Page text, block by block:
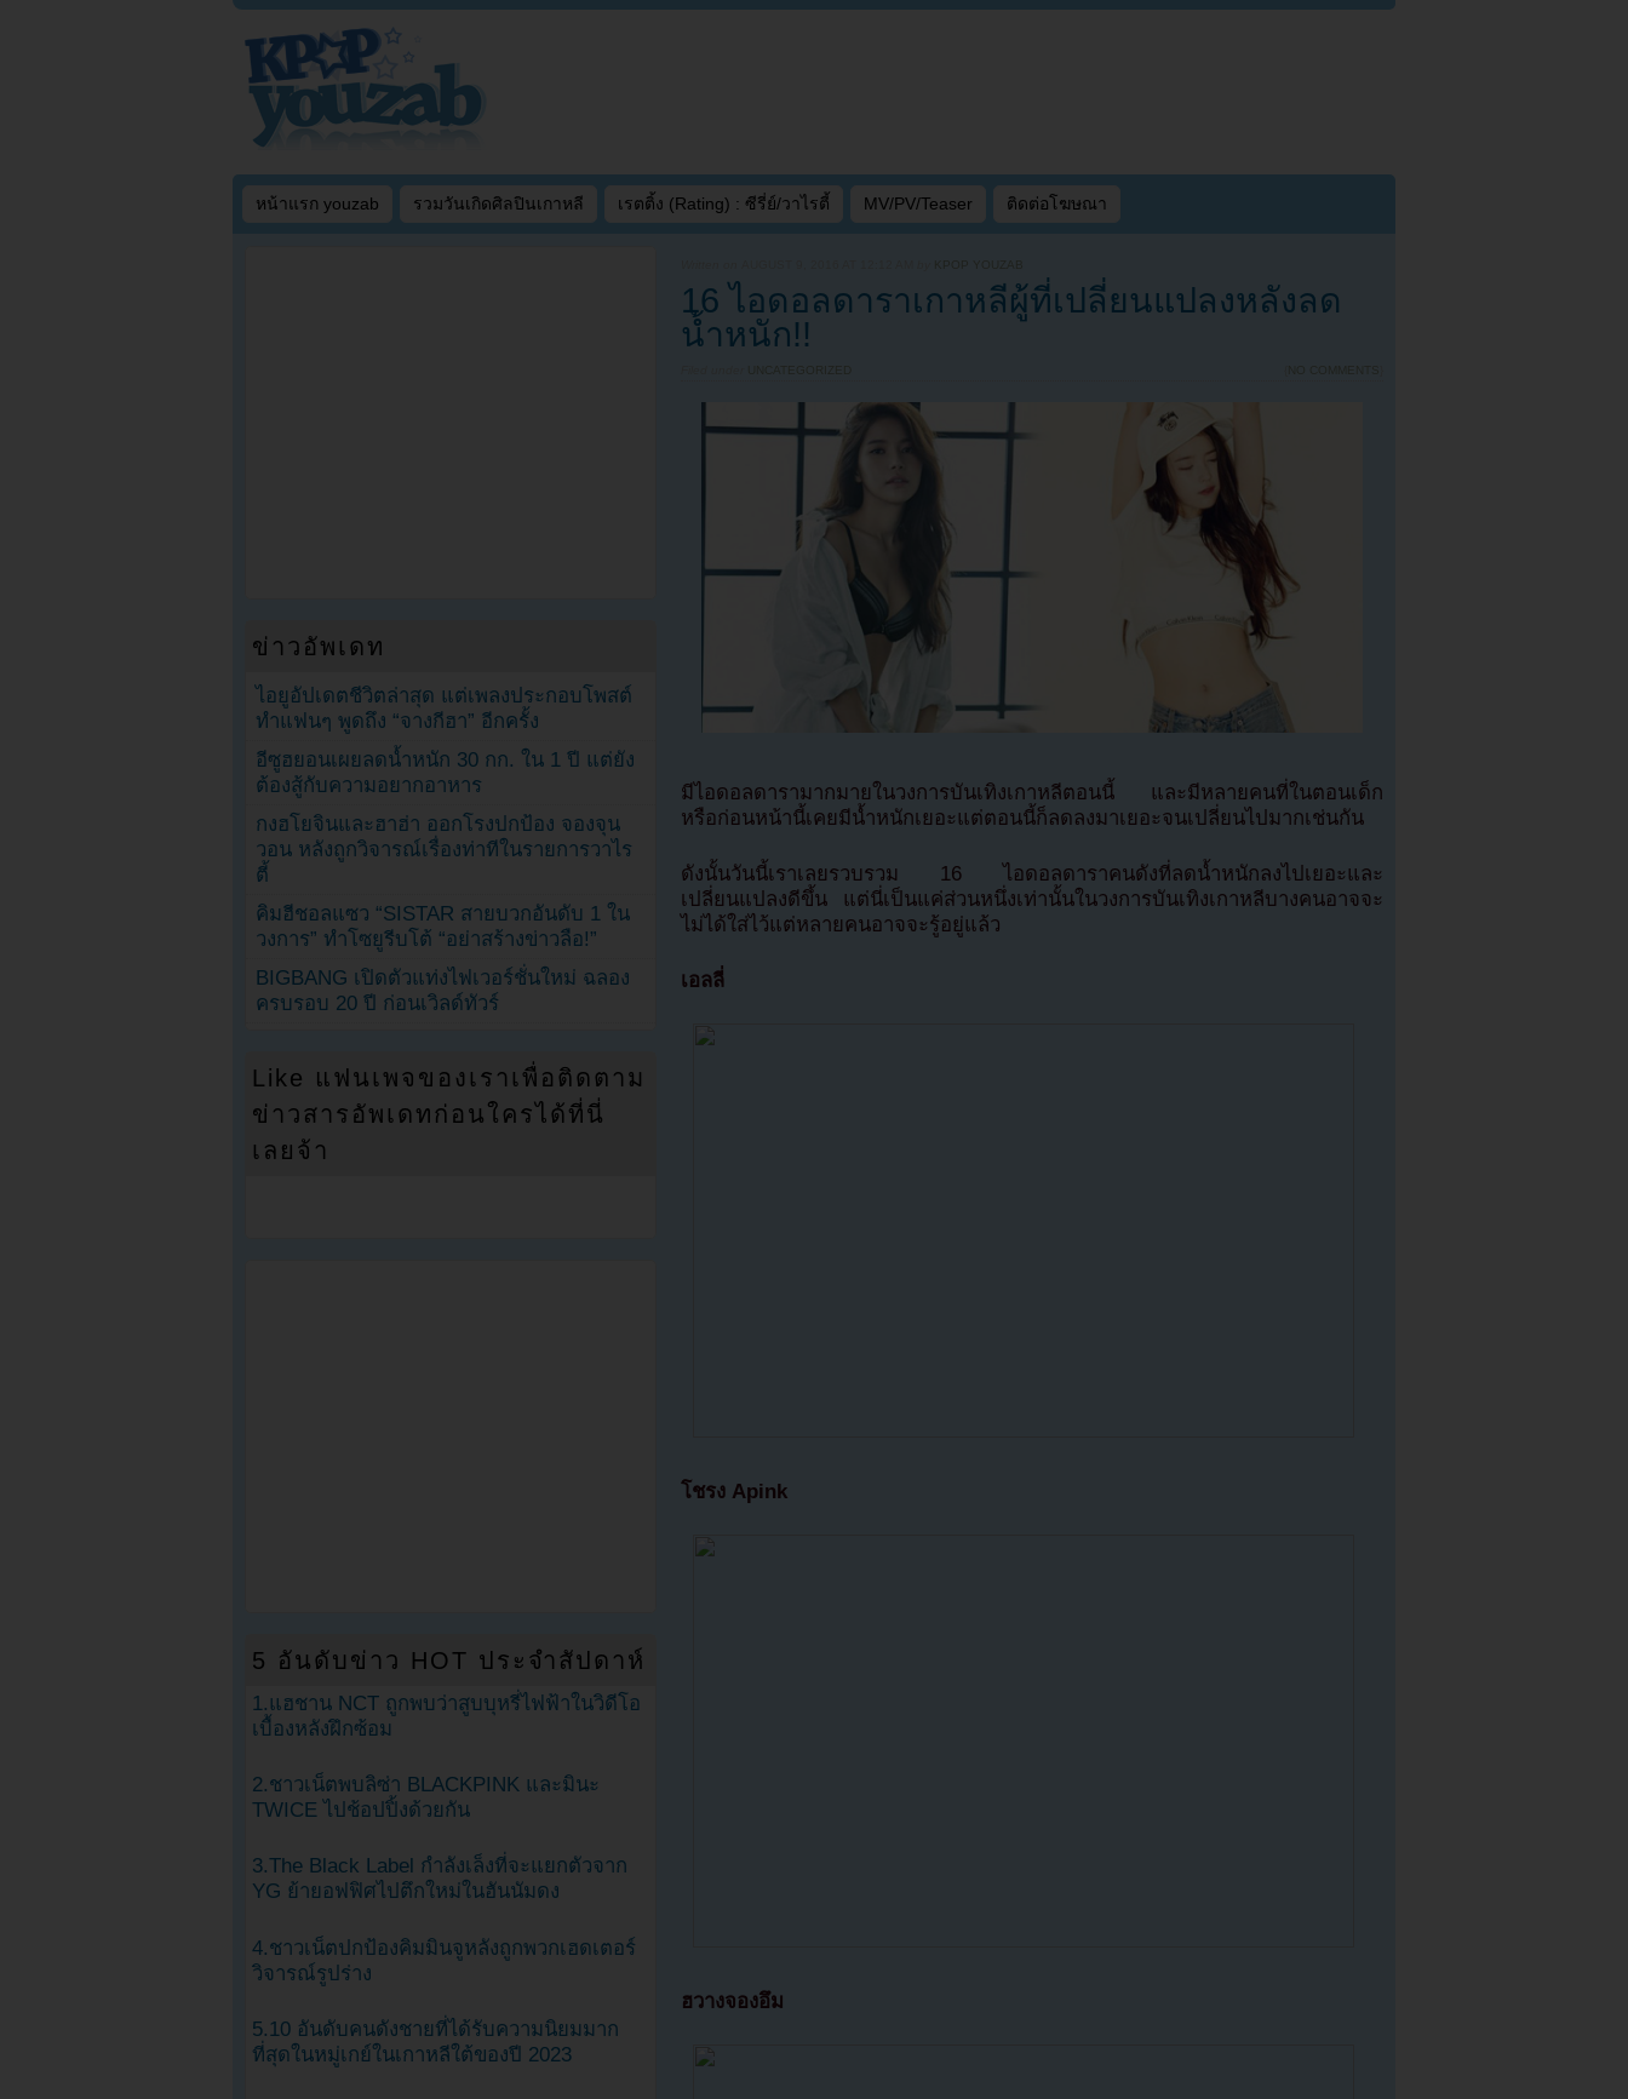
หน้าแรก youzab รวมวันเกิดศิลปินเกาหลี เรตติ้ง (Rating) : ซีรี่ย์/วาไรตี้ MV/PV/Teaser ติดต่อโฆษณา
KPOP YOUZAB
16 ไอดอลดาราเกาหลีผู้ที่เปลี่ยนแปลงหลังลด
น้ำหนัก!!
UNCATEGORIZED NO COMMENTS
มีไอดอลดารามากมายในวงการบันเทิงเกาหลีตอนนี้ และมีหลายคนที่ในตอนเด็ก
หรือก่อนหน้านี้เคยมีน้ำหนักเยอะแต่ตอนนี้ก็ลดลงมาเยอะจนเปลี่ยนไปมากเช่นกัน
ดังนั้นวันนี้เราเลยรวบรวม 16 ไอดอลดาราคนดังที่ลดน้ำหนักลงไปเยอะและ
เปลี่ยนแปลงดีขึ้น แต่นี่เป็นแค่ส่วนหนึ่งเท่านั้นในวงการบันเทิงเกาหลีบางคนอาจจะ
ไม่ได้ใส่ไว้แต่หลายคนอาจจะรู้อยู่แล้ว
เอลลี่
โชรง Apink
ฮวางจองอึม
ข่าวอัพเดท
ไอยูอัปเดตชีวิตล่าสุด แต่เพลงประกอบโพสต์
ทำแฟนๆ พูดถึง “จางกีฮา” อีกครั้ง
อีซูฮยอนเผยลดน้ำหนัก 30 กก. ใน 1 ปี แต่ยัง
ต้องสู้กับความอยากอาหาร
กงฮโยจินและฮาฮ่า ออกโรงปกป้อง จองจุน
วอน หลังถูกวิจารณ์เรื่องท่าทีในรายการวาไร
ตี้
คิมฮีชอลแซว “SISTAR สายบวกอันดับ 1 ใน
วงการ” ทำโซยูรีบโต้ “อย่าสร้างข่าวลือ!”
BIGBANG เปิดตัวแท่งไฟเวอร์ชั่นใหม่ ฉลอง
ครบรอบ 20 ปี ก่อนเวิลด์ทัวร์
Like แฟนเพจของเราเพื่อติดตาม
ข่าวสารอัพเดทก่อนใครได้ที่นี่
เลยจ้า
5 อันดับข่าว HOT ประจำสัปดาห์
1.แฮชาน NCT ถูกพบว่าสูบบุหรี่ไฟฟ้าในวิดีโอ
เบื้องหลังฝึกซ้อม
2.ชาวเน็ตพบลิซ่า BLACKPINK และมินะ
TWICE ไปช้อปปิ้งด้วยกัน
3.The Black Label กำลังเล็งที่จะแยกตัวจาก
YG ย้ายอฟฟิศไปตึกใหม่ในฮันนัมดง
4.ชาวเน็ตปกป้องคิมมินจูหลังถูกพวกเฮดเตอร์
วิจารณ์รูปร่าง
5.10 อันดับคนดังชายที่ได้รับความนิยมมาก
ที่สุดในหมู่เกย์ในเกาหลีใต้ของปี 2023